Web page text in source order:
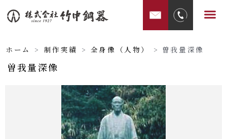
容
ス
メ
ホーム > 制作実績 > 全身像（人物） > 曽我量深像
曽我量深像